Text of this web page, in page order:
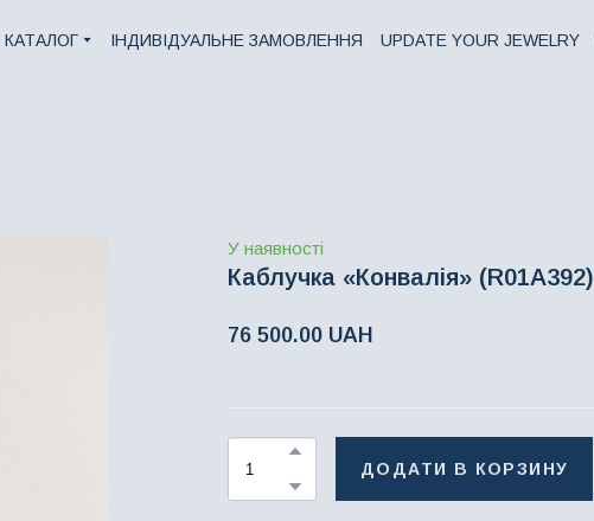
КАТАЛОГ ІНДИВІДУАЛЬНЕ ЗАМОВЛЕННЯ UPDATE YOUR JEWELRY
У наявності
Каблучка «Конвалія» (R01A392)
76 500.00 UAH
ДОДАТИ В КОРЗИНУ